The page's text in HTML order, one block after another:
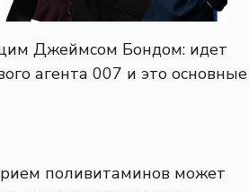
Джеймсом Бондом: идет
агента 007 и это основные